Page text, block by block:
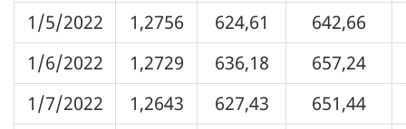
1/5/2022
1,2756 624,61
642,66
1/6/2022
1,2729 636,18
657,24
1/7/2022
1,2643 627,43
651,44